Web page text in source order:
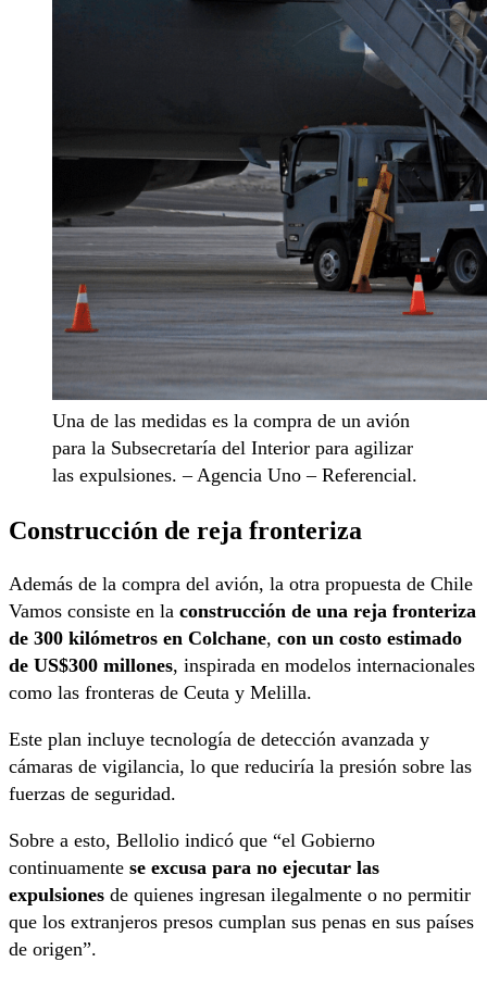
Una de las medidas es la compra de un avión
para la Subsecretaría del Interior para agilizar
las expulsiones. – Agencia Uno – Referencial.
Construcción de reja fronteriza
Además de la compra del avión, la otra propuesta de Chile
Vamos consiste en la construcción de una reja fronteriza
de 300 kilómetros en Colchane, con un costo estimado
de US$300 millones, inspirada en modelos internacionales
como las fronteras de Ceuta y Melilla.
Este plan incluye tecnología de detección avanzada y
cámaras de vigilancia, lo que reduciría la presión sobre las
fuerzas de seguridad.
Sobre a esto, Bellolio indicó que “el Gobierno
continuamente se excusa para no ejecutar las
expulsiones de quienes ingresan ilegalmente o no permitir
que los extranjeros presos cumplan sus penas en sus países
de origen”.